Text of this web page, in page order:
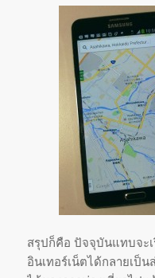
สรุปก็คือ ปัจจุบันแทบจะ
อินเทอร์เน็ตได้กลายเป็